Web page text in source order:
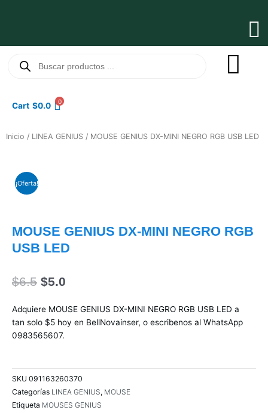
productos
Cart $0.0 0
Inicio / LINEA GENIUS / MOUSE GENIUS DX-MINI NEGRO RGB USB LED
¡Oferta!
MOUSE GENIUS DX-MINI NEGRO RGB
USB LED
$6.5 El
original
era:
$6.5.
$5.0
actual
es:
Adquiere MOUSE GENIUS DX-MINI NEGRO RGB USB LED a
tan solo $5 hoy en BellNovainser, o escribenos al WhatsApp
0983565607.
SKU 091163260370
Categorías LINEA GENIUS, MOUSE
Etiqueta MOUSES GENIUS